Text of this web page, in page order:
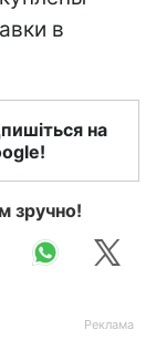
в
на
зручно!